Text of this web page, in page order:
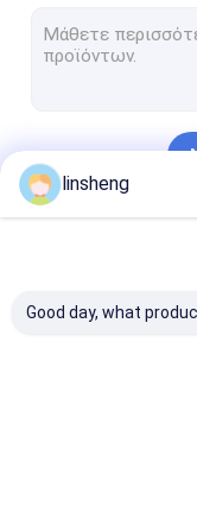
Αισθητήρες
Εξαρτήσεις
Κεντρικοί
Σύστημα
linsheng
Good day, what